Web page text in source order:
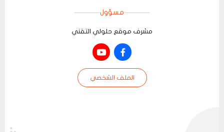
مسؤول
مشرف موقع حلولي التقني
الملف الشخصي